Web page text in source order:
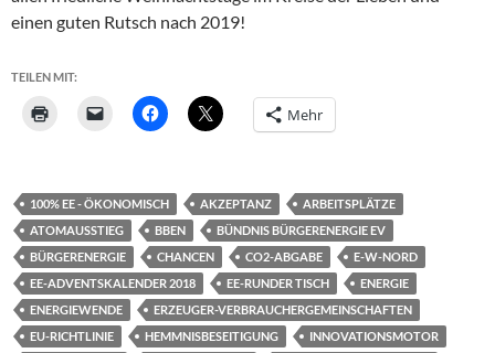
einen guten Rutsch nach 2019!
TEILEN MIT:
Mehr
100% EE - ÖKONOMISCH AKZEPTANZ
ARBEITSPLÄTZE
ATOMAUSSTIEG
BBEN
BÜNDNIS BÜRGERENERGIE EV
BÜRGERENERGIE
CHANCEN CO2-ABGABE
E-W-NORD
EE-ADVENTSKALENDER 2018
EE-RUNDER TISCH
ENERGIE
ENERGIEWENDE
ERZEUGER-VERBRAUCHERGEMEINSCHAFTEN
EU-RICHTLINIE
HEMMNISBESEITIGUNG
INNOVATIONSMOTOR